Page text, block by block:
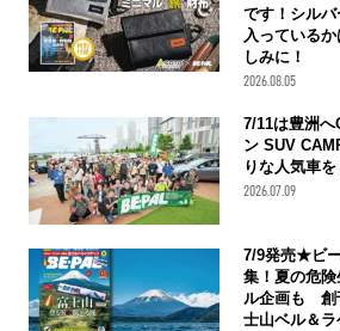
です！シル
入っている
しみに！
2026.08.05
7/11は豊洲
ン SUV
りな人気車
2026.07.09
7/9発売★ビ
集！夏の危
ル企画も 創
士山ベル＆